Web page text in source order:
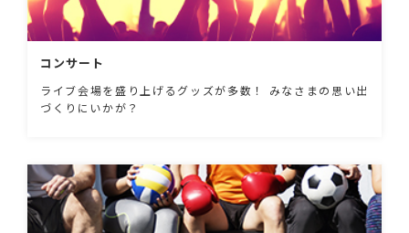
コンサート
ライブ会場を盛り上げるグッズが多数！ みなさまの思い出
づくりにいかが？